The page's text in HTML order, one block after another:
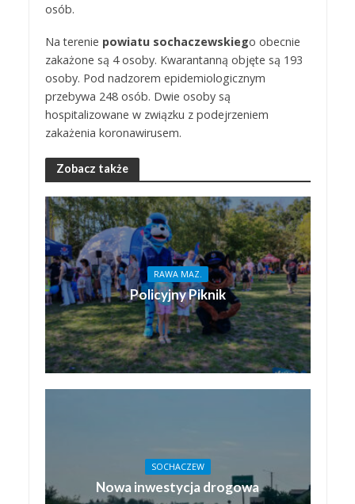
osób.
Na terenie powiatu sochaczewskiego obecnie
zakażone są 4 osoby. Kwarantanną objęte są 193
osoby. Pod nadzorem epidemiologicznym
przebywa 248 osób. Dwie osoby są
hospitalizowane w związku z podejrzeniem
zakażenia koronawirusem.
Zobacz także
RAWA MAZ.
Policyjny Piknik
SOCHACZEW
Nowa inwestycja drogowa